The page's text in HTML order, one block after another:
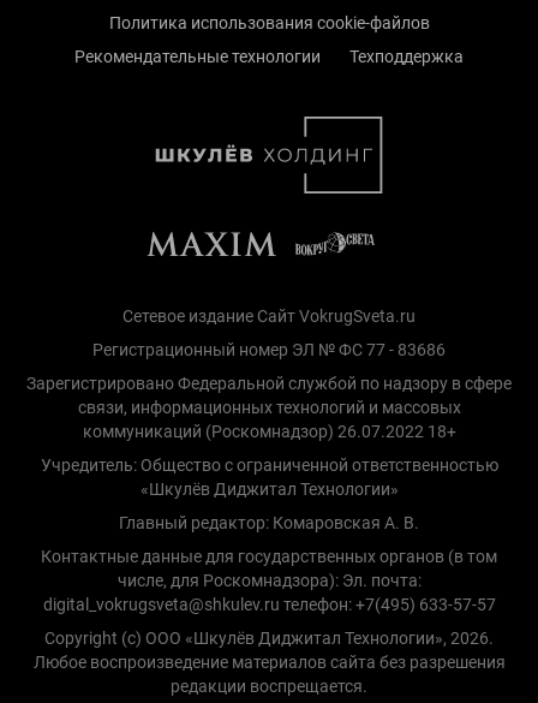
Политика использования cookie-файлов
Рекомендательные технологии
Техподдержка
Сетевое издание Сайт VokrugSveta.ru
Регистрационный номер ЭЛ № ФС 77 - 83686
Зарегистрировано Федеральной службой по надзору в сфере
связи, информационных технологий и массовых
коммуникаций (Роскомнадзор) 26.07.2022 18+
Учредитель: Общество с ограниченной ответственностью
«Шкулёв Диджитал Технологии»
Главный редактор: Комаровская А. В.
Контактные данные для государственных органов (в том
числе, для Роскомнадзора): Эл. почта:
digital_vokrugsveta@shkulev.ru телефон: +7(495) 633-57-57
Copyright (с) ООО «Шкулёв Диджитал Технологии», 2026.
Любое воспроизведение материалов сайта без разрешения
редакции воспрещается.